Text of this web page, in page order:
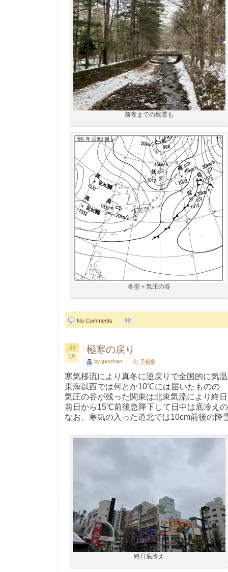
前夜までの残雪も
冬型＋気圧の谷
No Comments
29
3月
極寒の戻り
by ganchan 予報室
寒気移流により真冬に逆戻りで全国的に気
東海以西では何とか10℃には届いたものの
気圧の谷が残った関東は北東気流により終
前日から15℃前後急降下して日中は底冷え
なお、寒気の入った道北では10cm前後の降
終日底冷え